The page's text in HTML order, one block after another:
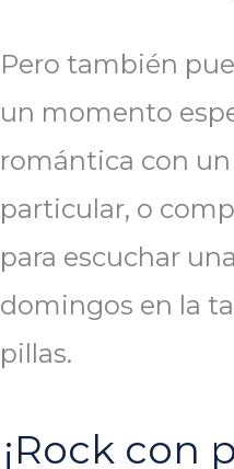
Pero también
un momento
romántica con
particular, o
para escuchar
domingos en la
pillas.
¡Rock con